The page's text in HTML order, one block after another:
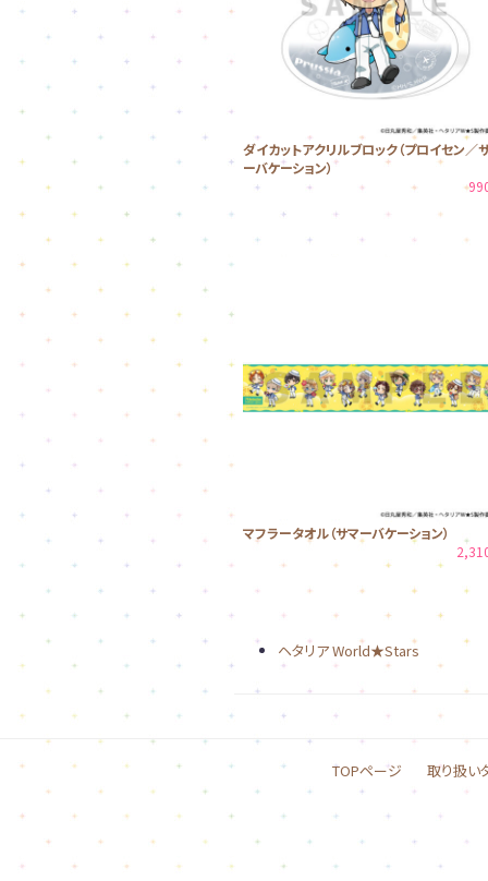
ダイカットアクリルブロック（プロイセン／
ーバケーション）
マフラータオル（サマーバケーション）
ヘタリア World★Stars
TOPページ 取り扱い